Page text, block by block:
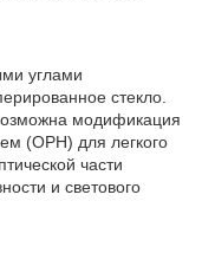
углами
стекло.
модификация
(OPH) для легкого
части
и светового